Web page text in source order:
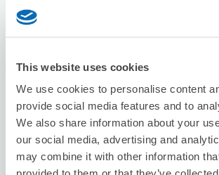
This website uses cookies
We use cookies to personalise content
provide social media features and to
We also share information about your
our social media, advertising and
may combine it with other information
NITORI Akuashitiodaibaten